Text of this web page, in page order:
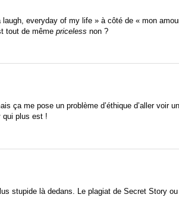
everyday of my life » à côté de « mon
tout de même priceless non ?
ça me pose un problème d’éthique d’aller voir
qui plus est !
stupide là dedans. Le plagiat de Secret Story